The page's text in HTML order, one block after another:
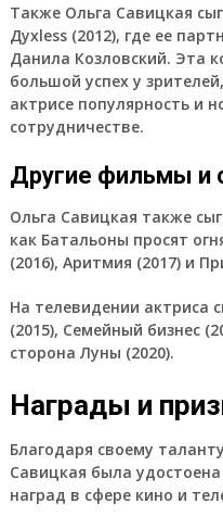
Также Ольга Савицкая
Духless (2012), где ее
Данила Козловский. Эта
большой успех у
актрисе популярность и
сотрудничестве.
Другие фильмы и
Ольга Савицкая также
как Батальоны просят
(2016), Аритмия (2017) и
На телевидении актриса
(2015), Семейный бизнес
сторона Луны (2020).
Награды и
Благодаря своему
Савицкая была
наград в сфере кино и